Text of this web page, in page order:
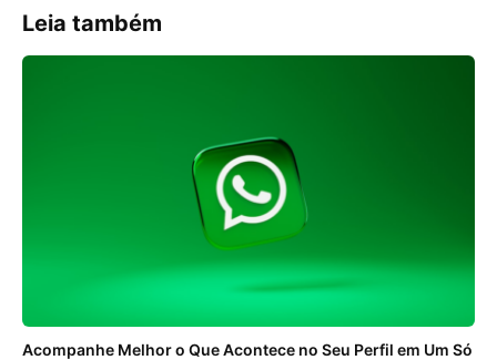
Leia também
Acompanhe Melhor o Que Acontece no Seu Perfil em Um Só